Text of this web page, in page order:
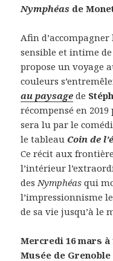
Nymphéas de
Afin
sensible et intime
propose un voyage
couleurs
au paysage de
récompensé en
sera lu par le
le tableau Coin de
Ce récit aux
l’intérieur
desNymphéas qui
l’impressionnisme
de sa vie jusqu’à le
Mercredi 16 mars à
Musée de Grenoble